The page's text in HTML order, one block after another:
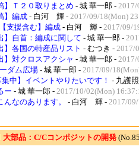
】Ｔ２０取りまとめ - 城 華一郎 - 2017/
】編成 - 白河 輝 - 2017/09/18(Mon)
【支援含む】編成 - 白河 輝 - 2017/09/
】自首：編成に関して - 城 華一郎 -
】各国の特産品リスト - むつき - 2017/
】対クロスアクシャ - 城 華一郎 -
ダム広場 - 城 華一郎 - 2017/09/
集中】イベントやりたいです！ - 九護
ー - 城 華一郎 - 2017/10/02(Mon)
んなのあります。 - 白河 輝 - 2017/
大部品：C/Cコンポジットの開発